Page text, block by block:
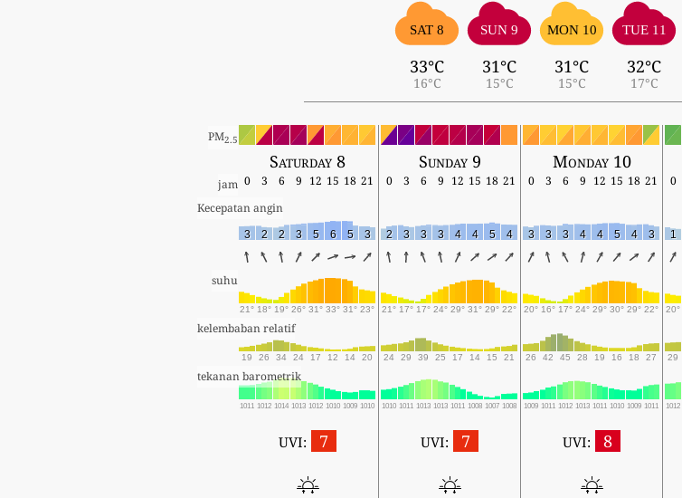
SAT 8
33°C
16°C
SUN 9
31°C
15°C
MON 10
31°C
15°C
TUE 11
32°C
17°C
PM2.5
Saturday 8 Sunday 9 Monday 10
jam 0 3 6 9 12 15 18 21 0 3 6 9 12 15 18 21 0 3 6 9 12 15 18 21 0
Kecepatan angin
3 2 2 3 5 6 5 3 2 3 3 3 4 4 5 4 3 3 3 4 4 5 4 3 1
suhu
21° 18° 19° 26° 31° 33° 31° 23° 21° 17° 17° 24° 29° 31° 29° 22° 20° 16° 17° 24° 29° 30° 29° 22° 20°
kelembaban relatif
19 26 34 24 17 12 14 20 24 29 39 25 17 14 15 21 26 42 45 28 19 16 18 27 29
tekanan barometrik
1011 1012 1014 1013 1012 1010 1009 1010 1010 1011 1013 1013 1011 1008 1007 1008 1009 1011 1012 1013 1011 1010 1009 1011 1012
UVI: 7 UVI: 7 UVI: 8